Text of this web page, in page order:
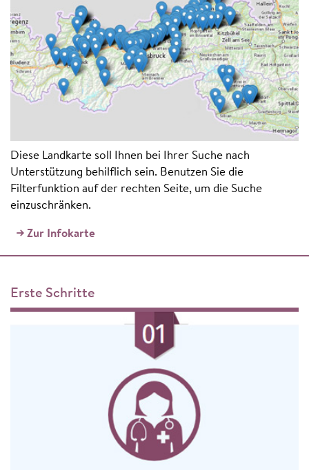
Diese Landkarte soll Ihnen bei Ihrer Suche nach
Unterstützung behilflich sein. Benutzen Sie die
Filterfunktion auf der rechten Seite, um die Suche
einzuschränken.
Zur Infokarte
Erste Schritte